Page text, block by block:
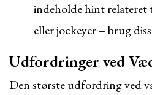
indeholde hint relateret
eller jockeyer – brug
Udfordringer ved
Den største udfordring ved